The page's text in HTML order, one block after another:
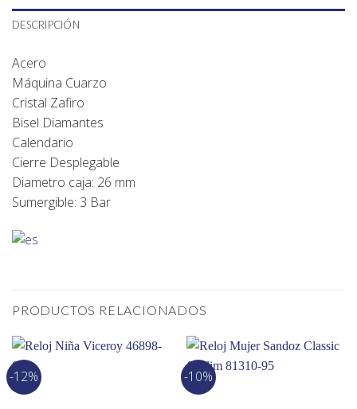
DESCRIPCIÓN
Acero
Máquina Cuarzo
Cristal Zafiro
Bisel Diamantes
Calendario
Cierre Desplegable
Diametro caja: 26 mm
Sumergible: 3 Bar
PRODUCTOS RELACIONADOS
-12% -10%